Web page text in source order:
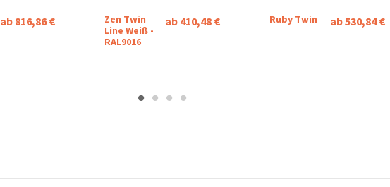
ab 816,86 €
Zen Twin
Line Weiß -
RAL9016
ab 410,48 € Ruby Twin ab 530,84 €